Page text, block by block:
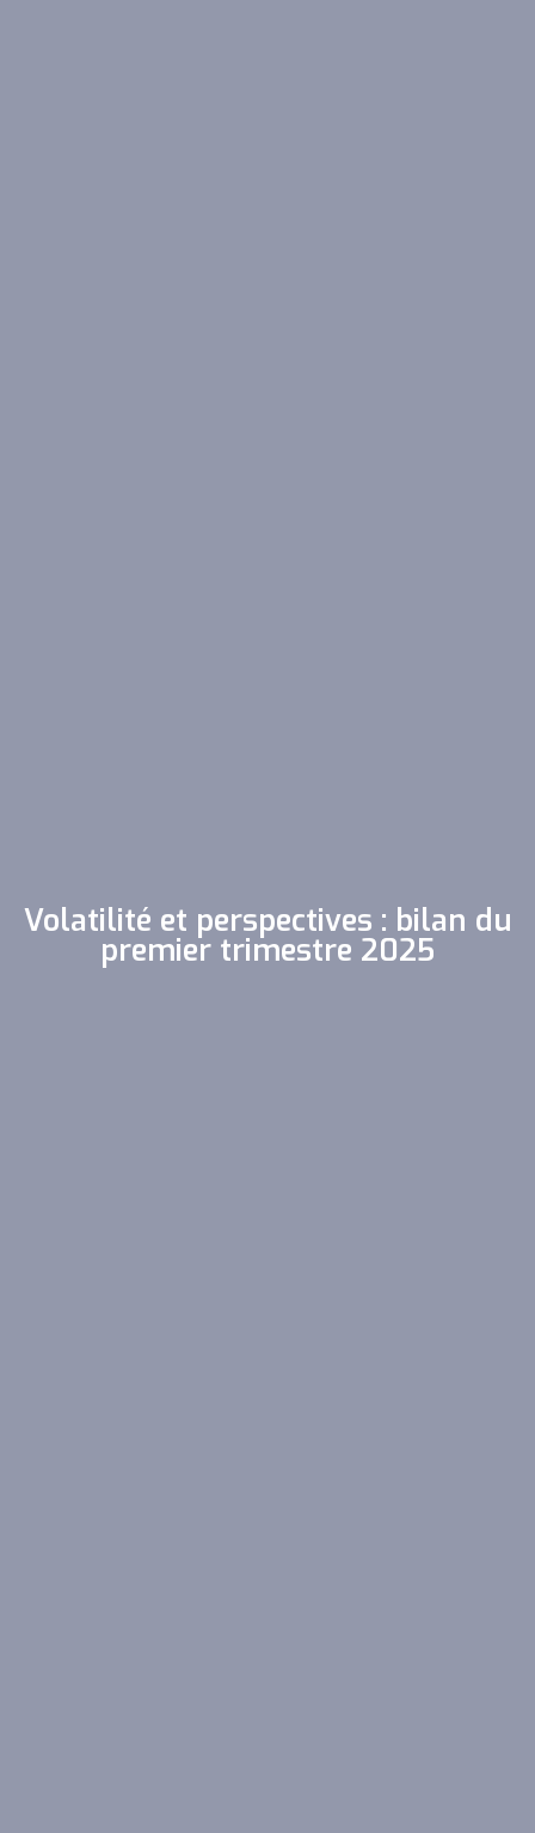
Volatilité et perspectives : bilan du
premier trimestre 2025